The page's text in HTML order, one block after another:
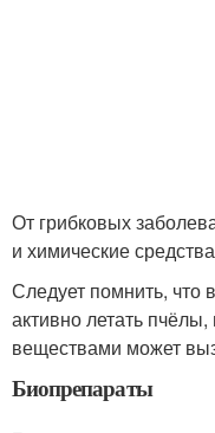
От грибковых
и химические
Следует помнить, что
активно летать
веществами может
Биопрепараты